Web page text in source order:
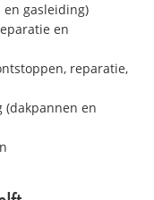
en gasleiding)
en
reparatie,
(dakpannen en